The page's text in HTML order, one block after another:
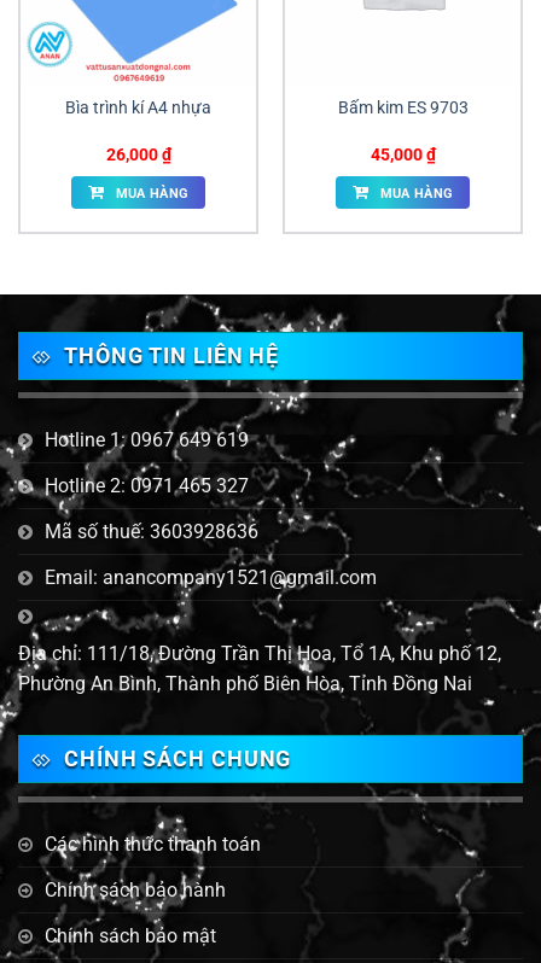
Bìa trình kí A4 nhựa
26,000₫
MUA HÀNG
Bấm kim ES 9703
45,000₫
MUA HÀNG
THÔNG TIN LIÊN HỆ
Hotline 1: 0967 649 619
Hotline 2: 0971 465 327
Mã số thuế: 3603928636
Email: anancompany1521@gmail.com
Địa chỉ: 111/18, Đường Trần Thị Hoa, Tổ 1A, Khu phố 12,
Phường An Bình, Thành phố Biên Hòa, Tỉnh Đồng Nai
CHÍNH SÁCH CHUNG
Các hình thức thanh toán
Chính sách bảo hành
Chính sách bảo mật